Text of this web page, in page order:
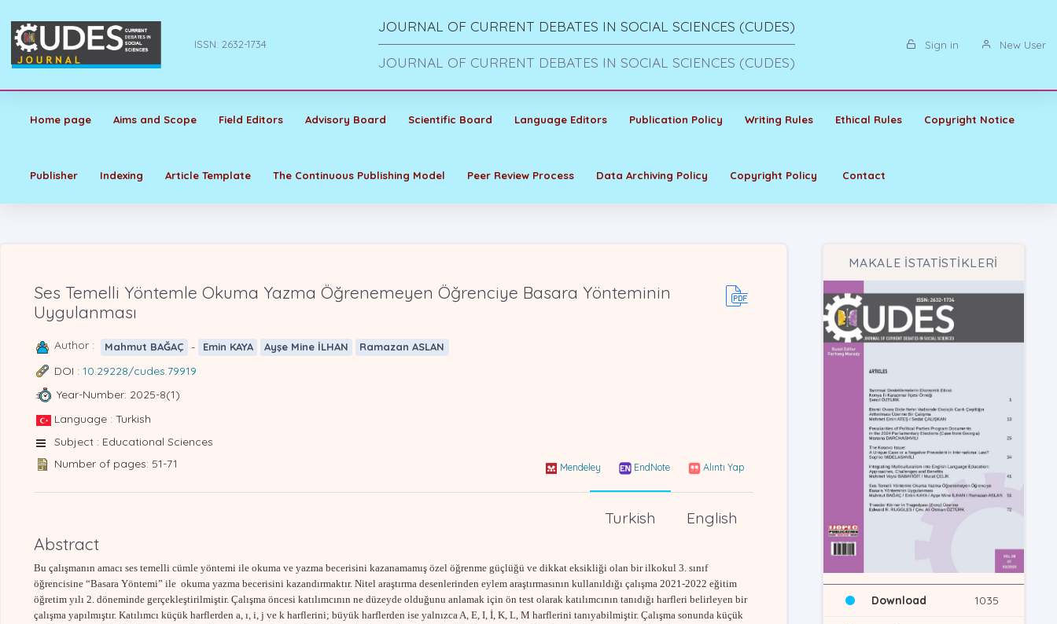
ISSN: 2632-1734
JOURNAL OF CURRENT DEBATES IN SOCIAL SCIENCES (CUDES)
JOURNAL OF CURRENT DEBATES IN SOCIAL SCIENCES (CUDES)
Sign in New User
Home page Aims and Scope Field Editors Advisory Board Scientific Board Language Editors Publication Policy Writing Rules Ethical Rules Copyright Notice
Publisher Indexing Article Template The Continuous Publishing Model Peer Review Process Data Archiving Policy Copyright Policy Contact
Ses Temelli Yöntemle Okuma Yazma Öğrenemeyen Öğrenciye Basara Yönteminin
Uygulanması
Author : Mahmut BAĞAÇ - Emin KAYA Ayşe Mine İLHAN Ramazan ASLAN
DOI : 10.29228/cudes.79919
Year-Number: 2025-8(1)
Language : Turkish
Subject : Educational Sciences
Number of pages: 51-71
Mendeley EndNote Alıntı Yap
English
Turkish
Abstract
Bu çalışmanın amacı ses temelli cümle yöntemi ile okuma ve yazma becerisini kazanamamış özel öğrenme güçlüğü ve dikkat eksikliği olan bir ilkokul 3. sınıf
öğrencisine “Basara Yöntemi” ile okuma yazma becerisini kazandırmaktır. Nitel araştırma desenlerinden eylem araştırmasının kullanıldığı çalışma 2021-2022 eğitim
öğretim yılı 2. döneminde gerçekleştirilmiştir. Çalışma öncesi katılımcının ne düzeyde olduğunu anlamak için ön test olarak katılımcının tanıdığı harfleri belirleyen bir
çalışma yapılmıştır. Katılımcı küçük harflerden a, ı, i, j ve k harflerini; büyük harflerden ise yalnızca A, E, I, İ, K, L, M harflerini tanıyabilmiştir. Çalışma sonunda küçük
MAKALE İSTATİSTİKLERİ
Download 1035